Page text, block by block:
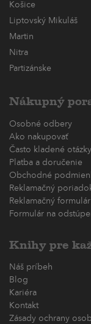
Košice
Liptovský Mikuláš
Martin
Nitra
Partizánske
Nákupný
Osobné odbery
Ako nakupovať
Často kladené otázky
Platba a doručenie
Obchodné
Reklamačný
Reklamačný formulár
Formulár na
Knihy pre
Náš príbeh
Blog
Kariéra
Kontakt
Zásady ochrany